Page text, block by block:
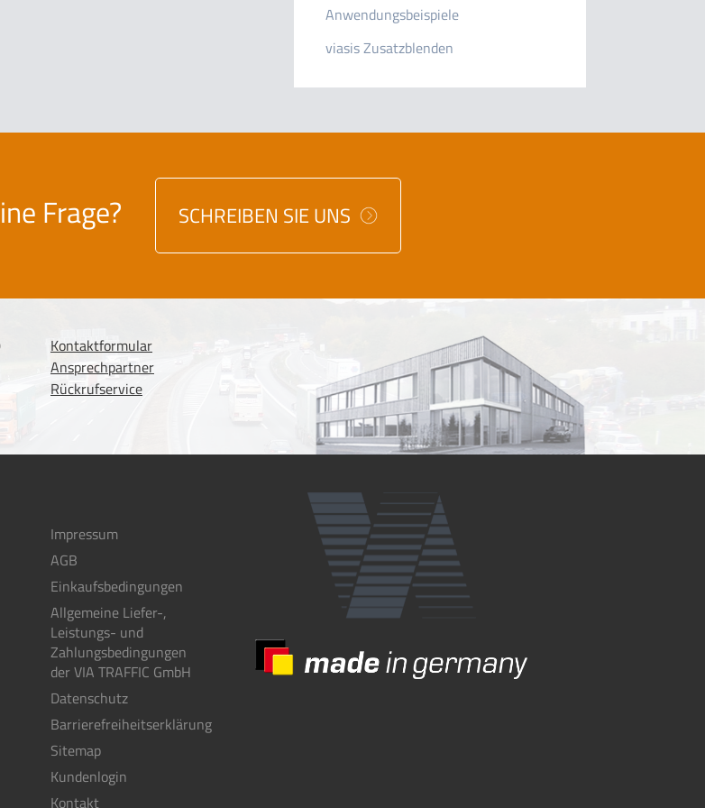
Anwendungsbeispiele
viasis Zusatzblenden
Frage? SCHREIBEN SIE UNS
Kontaktformular
Ansprechpartner
Rückrufservice
Impressum
AGB
Einkaufsbedingungen
Allgemeine Liefer-,
Leistungs- und
Zahlungsbedingungen
der VIA TRAFFIC GmbH
Datenschutz
Barrierefreiheitserklärung
Sitemap
Kundenlogin
Kontakt